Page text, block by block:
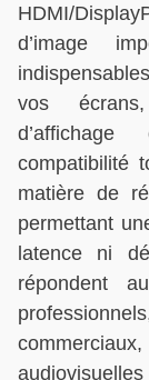
HDMI/
d’image
vos
compatibilité
matière de
permettant
latence ni
répondent
audiovisuelles